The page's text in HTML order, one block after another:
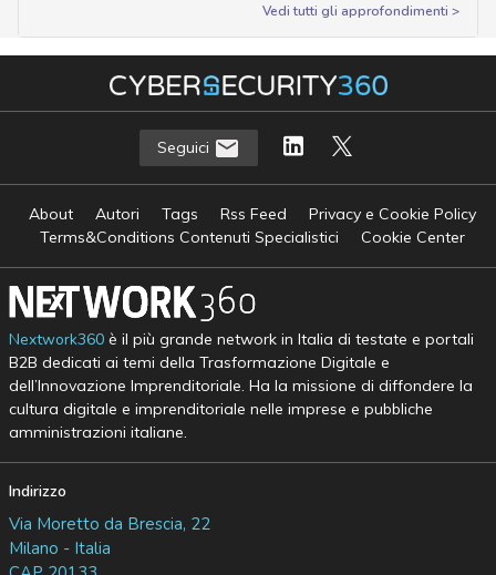
Vedi tutti gli approfondimenti >
Seguici
About Autori Tags Rss Feed
Privacy e Cookie Policy
Terms&Conditions Contenuti Specialistici
Cookie Center
Nextwork360è il più grande network in Italia di testate e portali
B2B dedicati ai temi della Trasformazione Digitale e
dell’Innovazione Imprenditoriale. Ha la missione di diffondere la
cultura digitale e imprenditoriale nelle imprese e pubbliche
amministrazioni italiane.
Indirizzo
Via Moretto da Brescia, 22
Milano - Italia